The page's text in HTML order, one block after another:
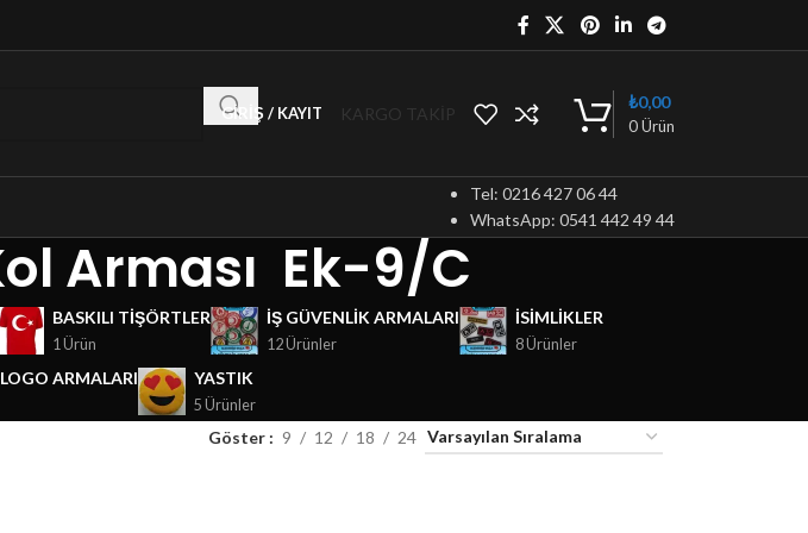
GIRIŞ / KAYIT KARGO TAKİP
0Ürün
₺0,00
Tel: 0216 427 06 44
WhatsApp: 0541 442 49 44
Arması Ek-9/C
BASKILI TIŞÖRTLER
1 Ürün
İŞ GÜVENLIK ARMALARI
12 Ürünler
ISIMLIKLER
8 Ürünler
ARMALARI YASTIK
5 Ürünler
Göster 9 12 18 24